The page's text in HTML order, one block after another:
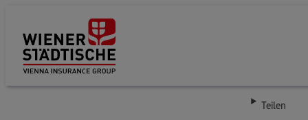
Teilen